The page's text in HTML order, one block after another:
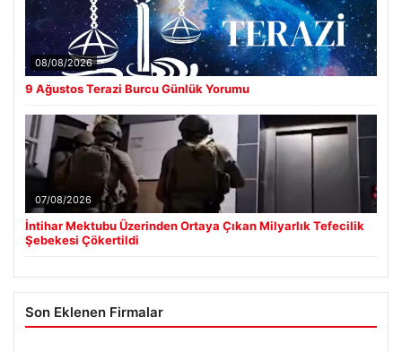
08/08/2026
9 Ağustos Terazi Burcu Günlük Yorumu
07/08/2026
İntihar Mektubu Üzerinden Ortaya Çıkan Milyarlık Tefecilik
Şebekesi Çökertildi
Son Eklenen Firmalar